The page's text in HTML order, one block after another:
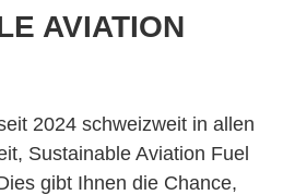
AVIATION
2024 schweizweit in allen
Sustainable Aviation Fuel
gibt Ihnen die Chance,